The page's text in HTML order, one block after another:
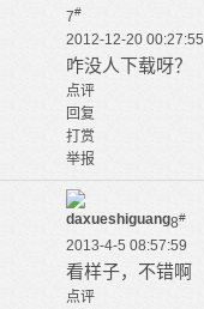
7#
2012-12-20 00:27:55
咋没人下载呀？
点评
回复
打赏
举报
daxueshiguang8#
2013-4-5 08:57:59
看样子，不错啊
点评